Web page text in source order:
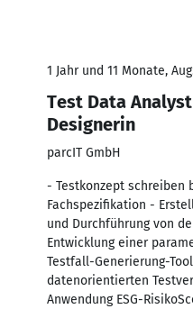
1 Jahr und 11 Monate,
Test Data
Designerin
parcIT GmbH
- Testkonzept schreiben
Fachspezifikation -
und Durchführung von
Entwicklung einer
Testfall-Generierung-
datenorientierten
Anwendung ESG-